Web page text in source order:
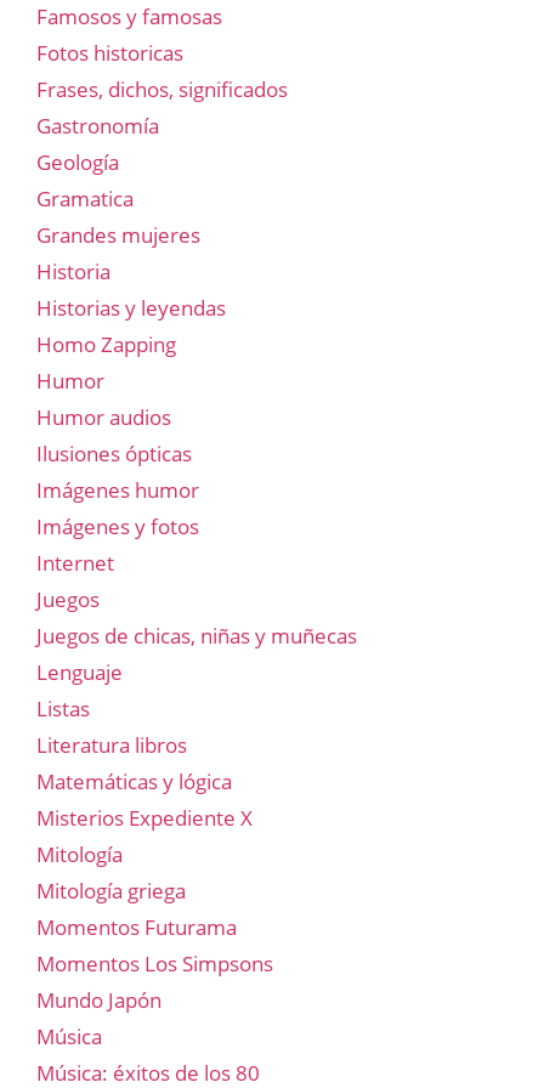
Famosos y famosas
Fotos historicas
Frases, dichos, significados
Gastronomía
Geología
Gramatica
Grandes mujeres
Historia
Historias y leyendas
Homo Zapping
Humor
Humor audios
Ilusiones ópticas
Imágenes humor
Imágenes y fotos
Internet
Juegos
Juegos de chicas, niñas y muñecas
Lenguaje
Listas
Literatura libros
Matemáticas y lógica
Misterios Expediente X
Mitología
Mitología griega
Momentos Futurama
Momentos Los Simpsons
Mundo Japón
Música
Música: éxitos de los 80